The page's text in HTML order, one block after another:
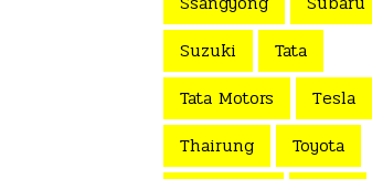
Suzuki
Tata
Tata Motors
Tesla
Thairung
Toyota